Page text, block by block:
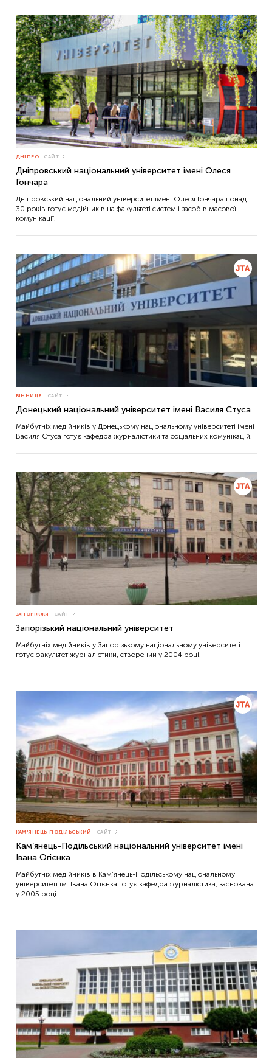
ДНІПРО САЙТ
Дніпровський національний університет імені Олеся
Гончара
Дніпровський національний університет імені Олеся Гончара понад
30 років готує медійників на факультеті систем і засобів масової
комунікації.
ВІННИЦЯ САЙТ
Донецький національний університет імені Василя Стуса
Майбутніх медійників у Донецькому національному університеті імені
Василя Стуса готує кафедра журналістики та соціальних комунікацій.
ЗАПОРІЖЖЯ САЙТ
Запорізький національний університет
Майбутніх медійників у Запорізькому національному університеті
готує факультет журналістики, створений у 2004 році.
КАМ'ЯНЕЦЬ-ПОДІЛЬСЬКИЙ САЙТ
Кам’янець-Подільський національний університет імені
Івана Огієнка
Майбутніх медійників в Кам’янець-Подільському національному
університеті ім. Івана Огієнка готує кафедра журналістика, заснована
у 2005 році.